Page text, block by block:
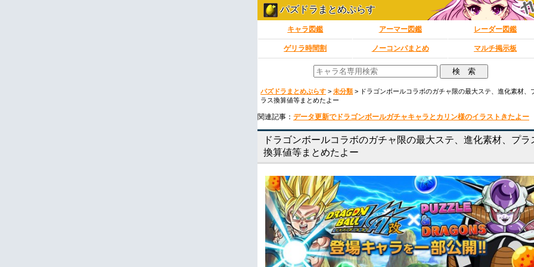
パズドラまとめぷらす
キャラ図鑑 アーマー図鑑 レーダー図鑑
ゲリラ時間割 ノーコンパまとめ マルチ掲示板
パズドラまとめぷらす > 未分類 > ドラゴンボールコラボのガチャ限の最大ステ、進化素材、
ラス換算値等まとめたよー
関連記事： データ更新でドラゴンボールガチャキャラとカリン様のイラストきたよー
ドラゴンボールコラボのガチャ限の最大ステ、進化素材、プラ
換算値等まとめたよー